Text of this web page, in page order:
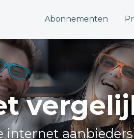
Abonnementen
internet